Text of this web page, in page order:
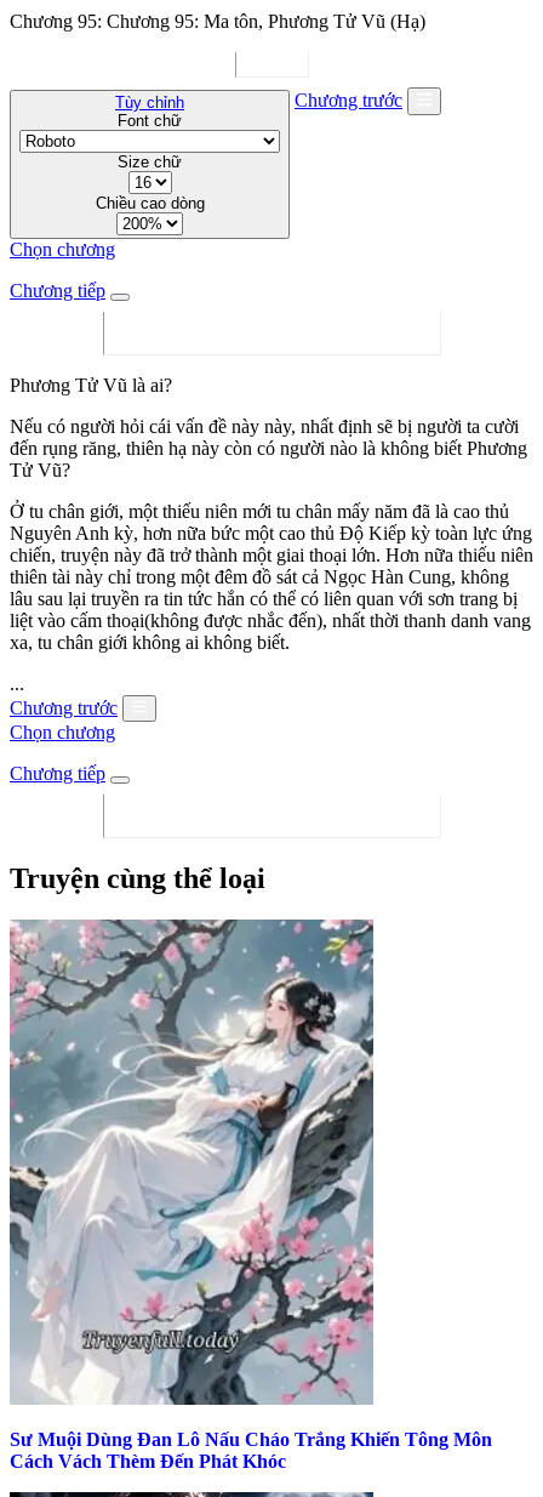
Chương 95: Chương 95: Ma tôn, Phương Tử Vũ (Hạ)
Tùy chỉnh
Font chữ
Size chữ
Chiều cao dòng
Chương trước
Chọn chương
Chương tiếp
Phương Tử Vũ là ai?
Nếu có người hỏi cái vấn đề này này, nhất định sẽ bị người ta cười
đến rụng răng, thiên hạ này còn có người nào là không biết Phương
Tử Vũ?
Ở tu chân giới, một thiếu niên mới tu chân mấy năm đã là cao thủ
Nguyên Anh kỳ, hơn nữa bức một cao thủ Độ Kiếp kỳ toàn lực ứng
chiến, truyện này đã trở thành một giai thoại lớn. Hơn nữa thiếu niên
thiên tài này chỉ trong một đêm đồ sát cả Ngọc Hàn Cung, không
lâu sau lại truyền ra tin tức hắn có thể có liên quan với sơn trang bị
liệt vào cấm thoại(không được nhắc đến), nhất thời thanh danh vang
xa, tu chân giới không ai không biết.
...
Chương trước
Chọn chương
Chương tiếp
Truyện cùng thể loại
Sư Muội Dùng Đan Lô Nấu Cháo Trắng Khiến Tông Môn
Cách Vách Thèm Đến Phát Khóc